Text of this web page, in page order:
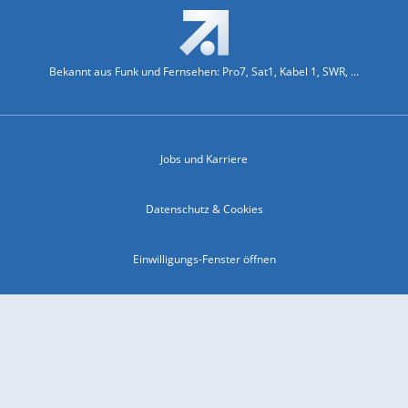
Bekannt aus Funk und Fernsehen: Pro7, Sat1, Kabel 1, SWR, ...
Jobs und Karriere
Datenschutz & Cookies
Einwilligungs-Fenster öffnen